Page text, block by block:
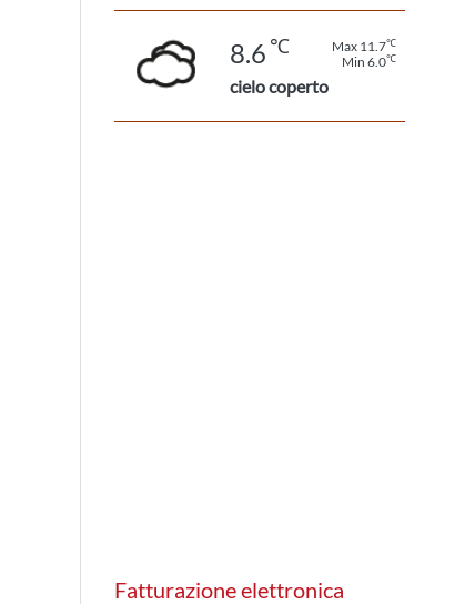
8.6 ℃ Max 11.7℃
Min 6.0℃
cielo coperto
Fatturazione elettronica